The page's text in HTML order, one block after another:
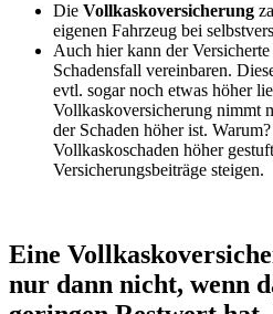
Die Vollkaskoversicherung
eigenen Fahrzeug bei
Auch hier kann der
Schadensfall vereinbaren.
evtl. sogar noch etwas höher
Vollkaskoversicherung nimmt
der Schaden höher ist.
Vollkaskoschaden höher
Versicherungsbeiträge steigen.
Eine
nur dann nicht, wenn